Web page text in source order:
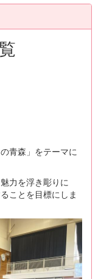
青森」をテーマに
力を浮き彫りに
ことを目標にしま